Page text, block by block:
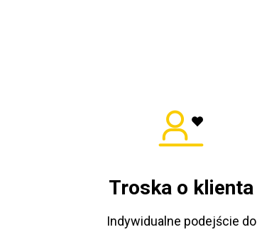
Troska o klienta
Indywidualne podejście do